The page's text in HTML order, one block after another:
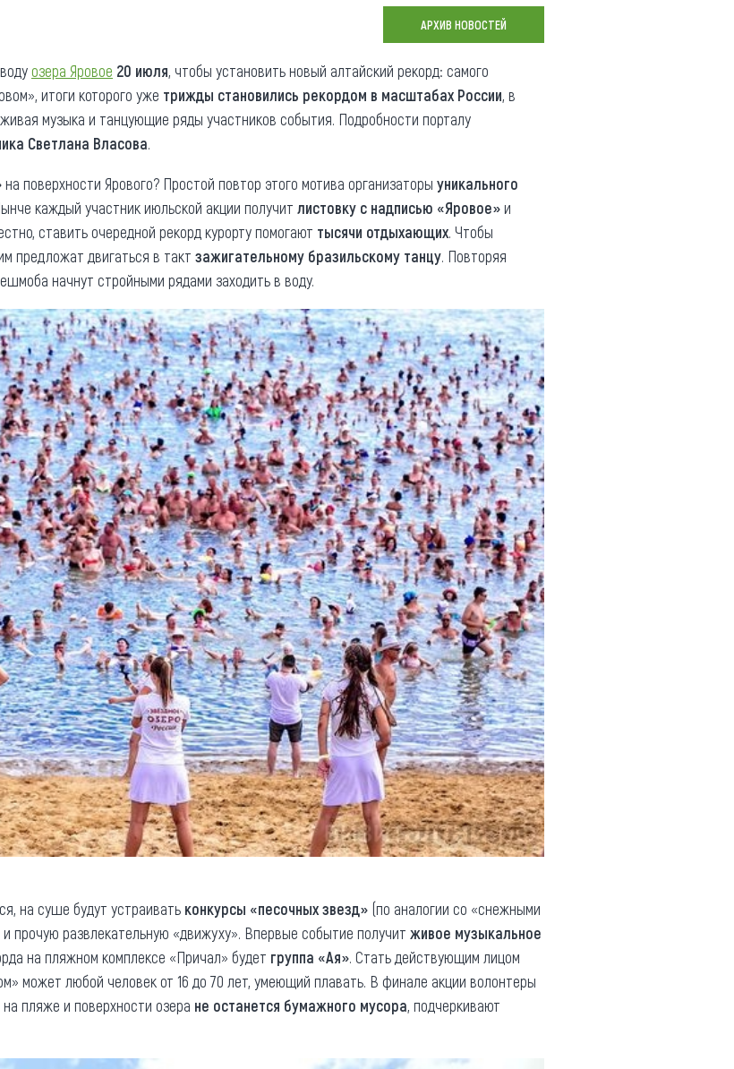
(сувениры)
Общая информация
Как добраться
Люди, прославившие Алтай
Коллекция впечатлений
Блог путешественника
Видеогалерея
Фотогалерея
АРХИВ НОВОСТЕЙ
озера Яровое 20 июля, чтобы установить новый алтайский рекорд: самого
итоги которого уже трижды становились рекордом в масштабах России, в
музыка и танцующие ряды участников события. Подробности порталу
Светлана Власова.
на поверхности Ярового? Простой повтор этого мотива организаторы уникального
каждый участник июльской акции получит листовку с надписью «Яровое»и
ставить очередной рекорд курорту помогают тысячи отдыхающих. Чтобы
предложат двигаться в такт зажигательному бразильскому танцу. Повторяя
начнут стройными рядами заходить в воду.
на суше будут устраивать конкурсы «песочных звезд» (по аналогии со «снежными
прочую развлекательную «движуху». Впервые событие получит живое музыкальное
на пляжном комплексе «Причал» будет группа «Ая». Стать действующим лицом
может любой человек от 16 до 70 лет, умеющий плавать. В финале акции волонтеры
пляже и поверхности озера не останется бумажного мусора, подчеркивают